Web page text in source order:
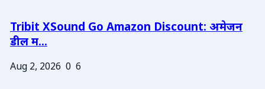
Tribit XSound Go Amazon Discount: अमेजन
डील म...
Aug 2, 2026 0 6